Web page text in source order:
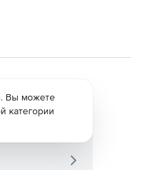
Вы можете
категории